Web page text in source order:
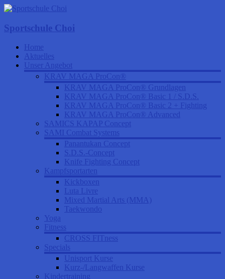
Sportschule Choi
Home
Aktuelles
Unser Angebot
KRAV MAGA ProCon®
KRAV MAGA ProCon® Grundlagen
KRAV MAGA ProCon® Basic 1 / S.D.S.
KRAV MAGA ProCon® Basic 2 + Fighting
KRAV MAGA ProCon® Advanced
SAMICS KAPAP Concept
SAMI Combat Systems
Panantukan Concept
S.D.S.-Concept
Knife Fighting Concept
Kampfsportarten
Kickboxen
Luta Livre
Mixed Martial Arts (MMA)
Taekwondo
Yoga
Fitness
CROSS FITness
Specials
Unisport Kurse
Kurz-/Langwaffen Kurse
Kindertraining